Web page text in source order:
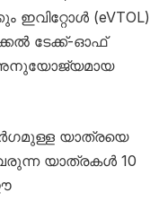
(eVTOL)
ടേക്ക്-ഓഫ്
യാത്രയെ
യാത്രകൾ 10